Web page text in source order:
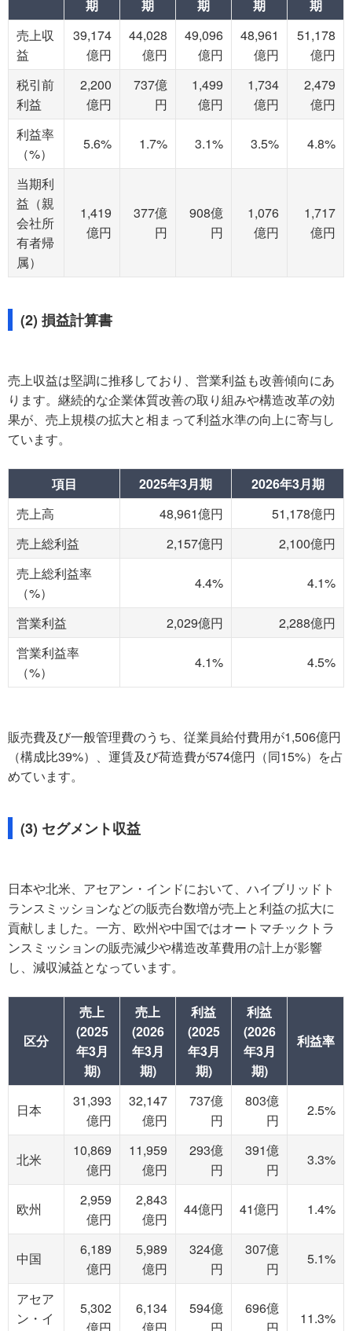
期
期
期
期
期
売上収
益
39,174
億円
44,028
億円
49,096
億円
48,961
億円
51,178
億円
税引前
利益
2,200
億円
737億
円
1,499
億円
1,734
億円
2,479
億円
利益率
（%）
5.6% 1.7% 3.1% 3.5% 4.8%
当期利
益（親
会社所
有者帰
属）
1,419
億円
377億
円
908億
円
1,076
億円
1,717
億円
(2) 損益計算書
売上収益は堅調に推移しており、営業利益も改善傾向にあ
ります。継続的な企業体質改善の取り組みや構造改革の効
果が、売上規模の拡大と相まって利益水準の向上に寄与し
ています。
項目 2025年3月期
2026年3月期
売上高
48,961億円
51,178億円
売上総利益
2,157億円
2,100億円
売上総利益率
（%）
4.4% 4.1%
営業利益 2,029億円
2,288億円
営業利益率
（%）
4.1% 4.5%
販売費及び一般管理費のうち、従業員給付費用が1,506億円
（構成比39%）、運賃及び荷造費が574億円（同15%）を占
めています。
(3) セグメント収益
日本や北米、アセアン・インドにおいて、ハイブリッドト
ランスミッションなどの販売台数増が売上と利益の拡大に
貢献しました。一方、欧州や中国ではオートマチックトラ
ンスミッションの販売減少や構造改革費用の計上が影響
し、減収減益となっています。
区分
売上
(2025
年3月
期)
売上
(2026
年3月
期)
利益
(2025
年3月
期)
利益
(2026
年3月
期)
利益率
日本
31,393
億円
32,147
億円
737億
円
803億
円
2.5%
北米
10,869
億円
11,959
億円
293億
円
391億
円
3.3%
欧州
2,959
億円
2,843
億円
44億円 41億円 1.4%
中国
6,189
億円
5,989
億円
324億
円
307億
円
5.1%
アセア
ン・イ
5,302
6,134
594億
696億
11.3%